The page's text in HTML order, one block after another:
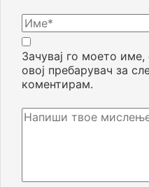
Зачувај го моето
овој пребарувач за
коментирам.